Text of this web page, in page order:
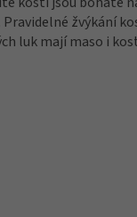
žvýkání
luk mají maso i